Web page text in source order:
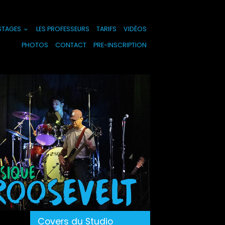
LES PROFESSEURS TARIFS
VIDÉOS
PHOTOS
CONTACT PRE-INSCRIPTION
Covers du Studio